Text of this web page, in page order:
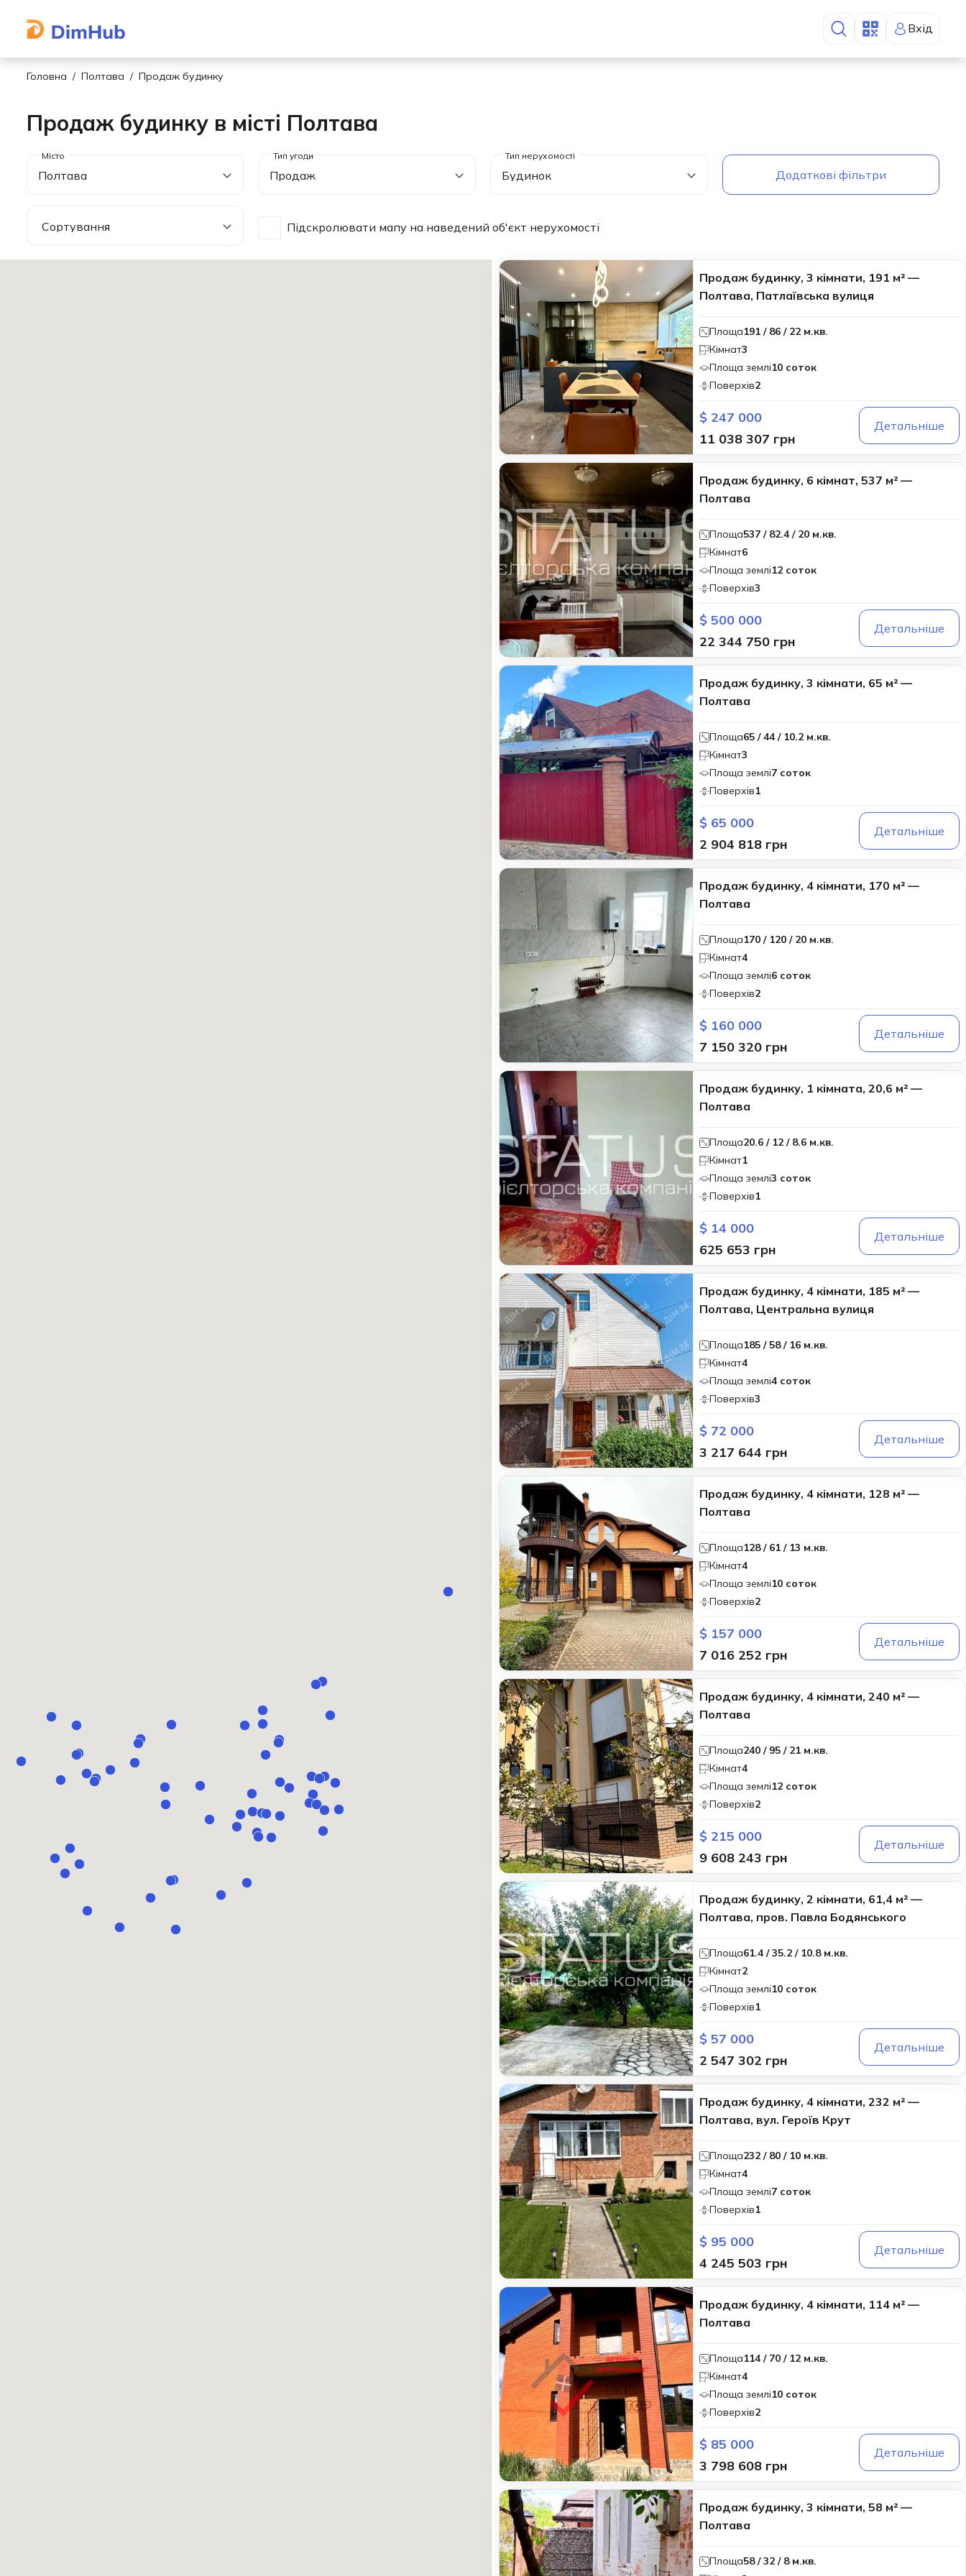
Вхід
Головна Полтава Продаж будинку
Продаж будинку в місті Полтава
Полтава Продаж Будинок Додаткові фільтри
Підскролювати мапу на наведений об'єкт нерухомості
Продаж будинку, 3 кімнати, 191 м² —
Полтава, Патлаївська вулиця
Площа191 / 86 / 22 м.кв.
Кімнат3
Площа землі10 соток
Поверхів2
$ 247 000
11 038 307 грн
Детальніше
Продаж будинку, 6 кімнат, 537 м² —
Полтава
Площа537 / 82.4 / 20 м.кв.
Кімнат6
Площа землі12 соток
Поверхів3
$ 500 000
22 344 750 грн
Детальніше
Продаж будинку, 3 кімнати, 65 м² —
Полтава
Площа65 / 44 / 10.2 м.кв.
Кімнат3
Площа землі7 соток
Поверхів1
$ 65 000
2 904 818 грн
Детальніше
Продаж будинку, 4 кімнати, 170 м² —
Полтава
Площа170 / 120 / 20 м.кв.
Кімнат4
Площа землі6 соток
Поверхів2
$ 160 000
7 150 320 грн
Детальніше
Продаж будинку, 1 кімната, 20,6 м² —
Полтава
Площа20.6 / 12 / 8.6 м.кв.
Кімнат1
Площа землі3 соток
Поверхів1
$ 14 000
625 653 грн
Детальніше
Продаж будинку, 4 кімнати, 185 м² —
Полтава, Центральна вулиця
Площа185 / 58 / 16 м.кв.
Кімнат4
Площа землі4 соток
Поверхів3
$ 72 000
3 217 644 грн
Детальніше
Продаж будинку, 4 кімнати, 128 м² —
Полтава
Площа128 / 61 / 13 м.кв.
Кімнат4
Площа землі10 соток
Поверхів2
$ 157 000
7 016 252 грн
Детальніше
Продаж будинку, 4 кімнати, 240 м² —
Полтава
Площа240 / 95 / 21 м.кв.
Кімнат4
Площа землі12 соток
Поверхів2
$ 215 000
9 608 243 грн
Детальніше
Продаж будинку, 2 кімнати, 61,4 м² —
Полтава, пров. Павла Бодянського
Площа61.4 / 35.2 / 10.8 м.кв.
Кімнат2
Площа землі10 соток
Поверхів1
$ 57 000
2 547 302 грн
Детальніше
Продаж будинку, 4 кімнати, 232 м² —
Полтава, вул. Героїв Крут
Площа232 / 80 / 10 м.кв.
Кімнат4
Площа землі7 соток
Поверхів1
$ 95 000
4 245 503 грн
Детальніше
Продаж будинку, 4 кімнати, 114 м² —
Полтава
Площа114 / 70 / 12 м.кв.
Кімнат4
Площа землі10 соток
Поверхів2
$ 85 000
3 798 608 грн
Детальніше
Продаж будинку, 3 кімнати, 58 м² —
Полтава
Площа58 / 32 / 8 м.кв.